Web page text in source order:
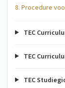
8. Procedure
TEC
TEC
TEC